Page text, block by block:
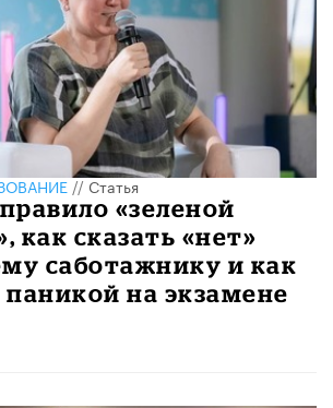
//Статья
«зеленой
как сказать «нет»
саботажнику и как
паникой на экзамене